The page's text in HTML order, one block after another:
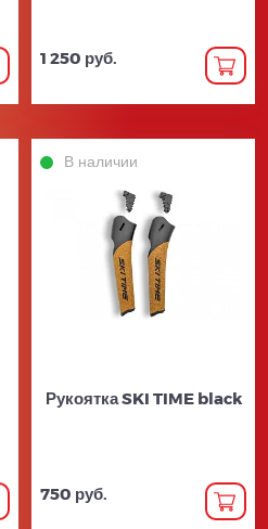
1 250 руб.
В наличии
Рукоятка SKI TIME black
750 руб.